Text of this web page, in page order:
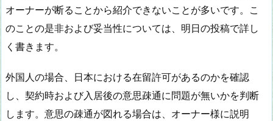
オーナーが断ることから紹介できないことが多いです。こ
のことの是非および妥当性については、明日の投稿で詳し
く書きます。
外国人の場合、日本における在留許可があるのかを確認
し、契約時および入居後の意思疎通に問題が無いかを判断
します。意思の疎通が図れる場合は、オーナー様に説明